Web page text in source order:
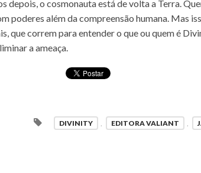
depois, o cosmonauta está de volta a Terra.
poderes além da compreensão humana. Mas
que correm para entender o que ou quem é
a ameaça.
DIVINITY EDITORA VALIANT